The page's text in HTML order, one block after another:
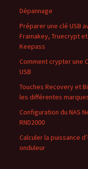
Dépannage
Préparer une clé USB
Framakey, Truecrypt et
Keepass
Comment crypter une
USB
Touches Recovery et
les différentes
Configuration du NAS
RND2000
Calculer la puissance
onduleur